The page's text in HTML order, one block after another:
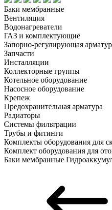
Баки мембранные
Вентиляция
Водонагреватели
ГАЗ и комплектующие
Запорно-регулирующая
Запчасти
Инсталляции
Коллекторные группы
Котельное оборудование
Насосное оборудование
Крепеж
Предохранительная арматура
Радиаторы
Системы фильтрации
Трубы и фитинги
Комплекты оборудования для
Комплект оборудования для
Баки мембранные